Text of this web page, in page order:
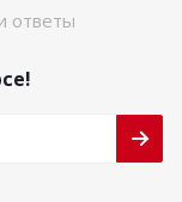
ответы